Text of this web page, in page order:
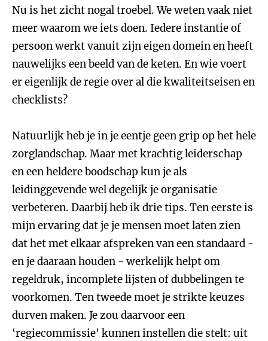
Nu is het zicht nogal troebel. We weten vaak niet
meer waarom we iets doen. Iedere instantie of
persoon werkt vanuit zijn eigen domein en heeft
nauwelijks een beeld van de keten. En wie voert
er eigenlijk de regie over al die kwaliteitseisen en
checklists?
Natuurlijk heb je in je eentje geen grip op het hele
zorglandschap. Maar met krachtig leiderschap
en een heldere boodschap kun je als
leidinggevende wel degelijk je organisatie
verbeteren. Daarbij heb ik drie tips. Ten eerste is
mijn ervaring dat je je mensen moet laten zien
dat het met elkaar afspreken van een standaard -
en je daaraan houden - werkelijk helpt om
regeldruk, incomplete lijsten of dubbelingen te
voorkomen. Ten tweede moet je strikte keuzes
durven maken. Je zou daarvoor een
‘regiecommissie' kunnen instellen die stelt: uit